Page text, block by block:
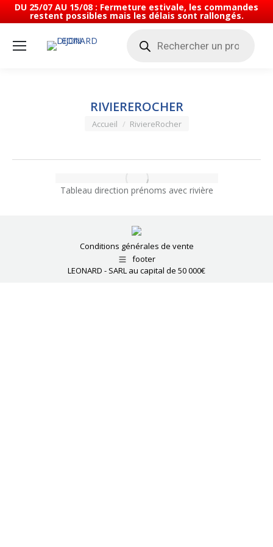
DU 25/07 AU 15/08 : Fermeture estivale, les commandes
restent possibles mais les délais sont rallongés.
produits
RIVIEREROCHER
Vous êtes ici :
Accueil RiviereRocher
Tableau direction prénoms avec rivière
Conditions générales de vente
footer
LEONARD - SARL au capital de 50 000€